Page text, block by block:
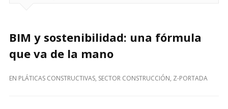
BIM y sostenibilidad: una fórmula
que va de la mano
EN PLÁTICAS CONSTRUCTIVAS, SECTOR CONSTRUCCIÓN, Z-PORTADA